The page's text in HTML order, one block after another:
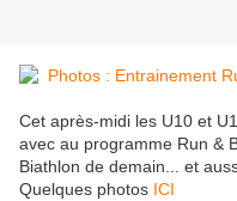
Cet après-midi les U10 et
avec au programme Run &
Biathlon de demain... et
Quelques photos ICI